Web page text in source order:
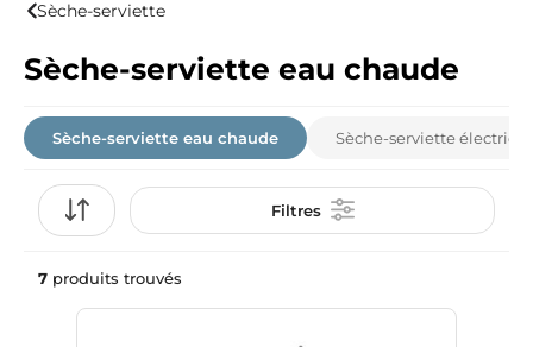
Sèche-serviette
Sèche-serviette eau chaude
Sèche-serviette eau chaude Sèche-serviette
Filtres
7 produits trouvés